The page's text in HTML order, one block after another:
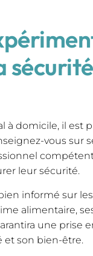
à domicile, il est
vous sur
compétent
leur sécurité.
informé sur
alimentaire,
une prise
et son bien-être.